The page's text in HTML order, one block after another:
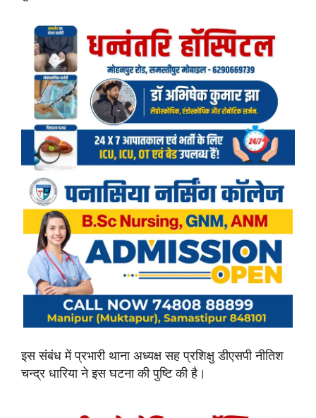
इस संबंध में प्रभारी थाना अध्यक्ष सह प्रशिक्षु डीएसपी नीतिश
चन्द्र धारिया ने इस घटना की पुष्टि की है।